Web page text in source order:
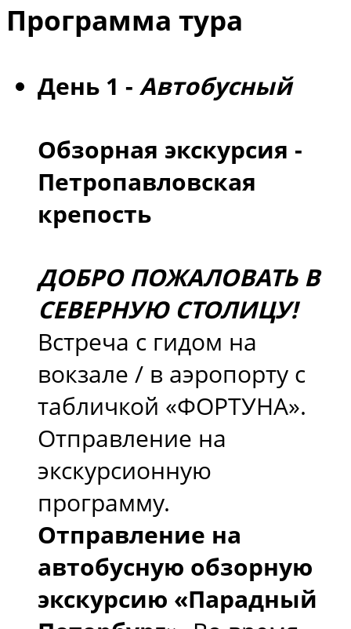
Программа тура
День 1 - Автобусный
Обзорная экскурсия -
Петропавловская
крепость
ДОБРО ПОЖАЛОВАТЬ В
СЕВЕРНУЮ СТОЛИЦУ!
Встреча с гидом на
вокзале / в аэропорту с
табличкой «ФОРТУНА».
Отправление на
экскурсионную
программу.
Отправление на
автобусную обзорную
экскурсию «Парадный